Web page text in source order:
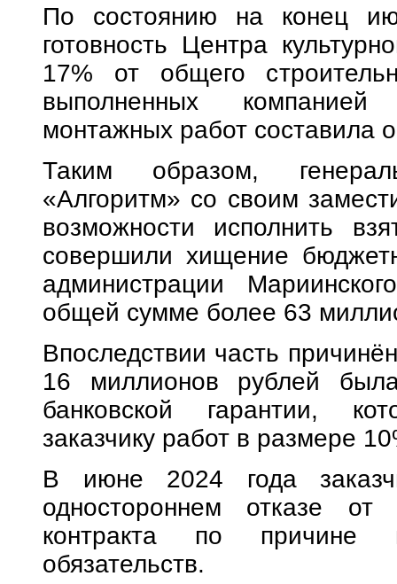
По состоянию на конец
готовность Центра
17% от общего
выполненных компанией
монтажных работ составила
Таким образом,
«Алгоритм» со своим
возможности исполнить
совершили хищение
администрации
общей сумме более 63
Впоследствии часть
16 миллионов рублей
банковской гарантии,
заказчику работ в размере
В июне 2024 года
одностороннем отказе от
контракта по причине
обязательств.